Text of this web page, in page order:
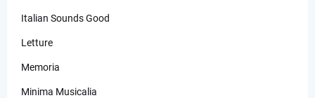
Italian Sounds Good
Letture
Memoria
Minima Musicalia